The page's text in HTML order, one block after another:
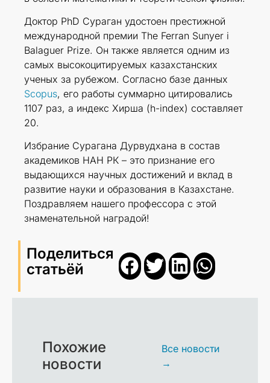
Доктор PhD Сураган удостоен престижной
международной премии The Ferran Sunyer i
Balaguer Prize. Он также является одним из
самых высокоцитируемых казахстанских
ученых за рубежом. Согласно базе данных
Scopus, его работы суммарно цитировались
1107 раз, а индекс Хирша (h-index) составляет
20.
Избрание Сурагана Дурвудхана в состав
академиков НАН РК – это признание его
выдающихся научных достижений и вклад в
развитие науки и образования в Казахстане.
Поздравляем нашего профессора с этой
знаменательной наградой!
Поделиться
статьёй
Похожие
новости
Все новости
→